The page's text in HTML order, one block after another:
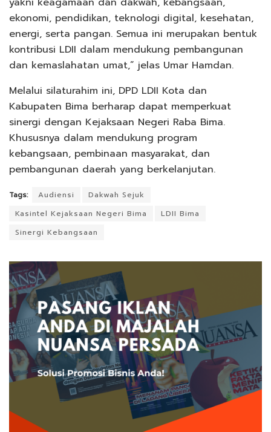
ekonomi, pendidikan, teknologi digital, kesehatan,
energi, serta pangan. Semua ini merupakan bentuk
kontribusi LDII dalam mendukung pembangunan
dan kemaslahatan umat,” jelas Umar Hamdan.
Melalui silaturahim ini, DPD LDII Kota dan
Kabupaten Bima berharap dapat memperkuat
sinergi dengan Kejaksaan Negeri Raba Bima.
Khususnya dalam mendukung program
kebangsaan, pembinaan masyarakat, dan
pembangunan daerah yang berkelanjutan.
Tags: Audiensi
Dakwah Sejuk
Kasintel Kejaksaan Negeri Bima
LDII Bima
Sinergi Kebangsaan